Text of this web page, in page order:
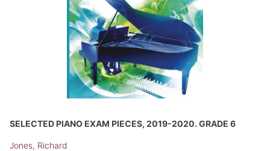
SELECTED PIANO EXAM PIECES, 2019-2020. GRADE 6
Jones, Richard